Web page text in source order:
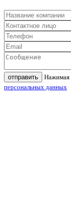
отправить Нажимая
персональных данных